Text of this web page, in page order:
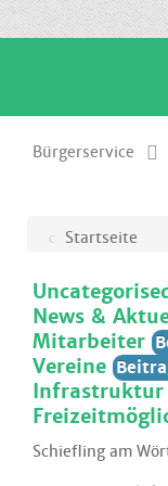
Bürgerservice
Startseite
News &
News
Mitarbeiter
Bauhof
Amt
unsere neuen
ENGELMANN
Vereine
Infrastruktur
Ärzte
Feuerwehren
Banken
Schiefling am